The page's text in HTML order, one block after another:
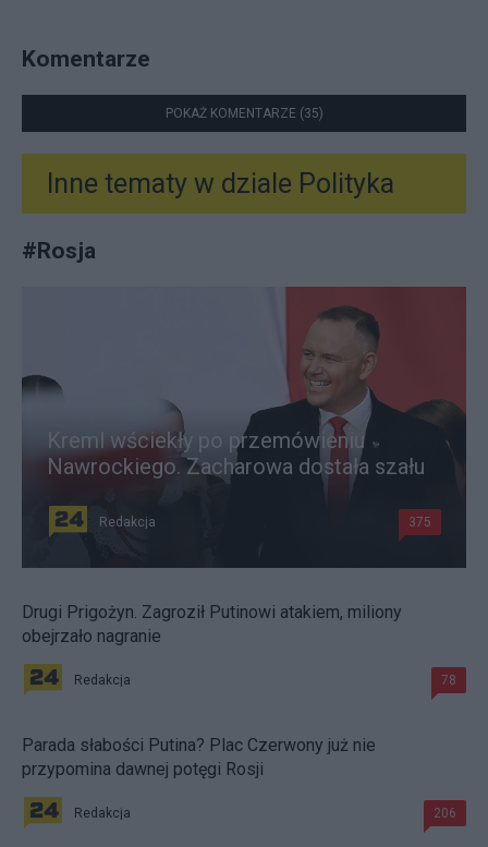
Komentarze
POKAŻ KOMENTARZE (35)
Inne tematy w dziale Polityka
#Rosja
Kreml wściekły po przemówieniu
Nawrockiego. Zacharowa dostała szału
Redakcja 375
Drugi Prigożyn. Zagroził Putinowi atakiem, miliony
obejrzało nagranie
Redakcja 78
Parada słabości Putina? Plac Czerwony już nie
przypomina dawnej potęgi Rosji
Redakcja 206